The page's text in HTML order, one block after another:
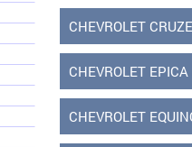
CHEVROLET
CHEVROLET
CHEVROLET